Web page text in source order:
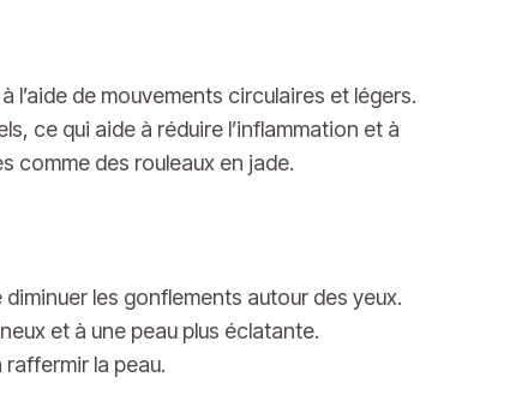
de mouvements circulaires et légers.
ce qui aide à réduire l’inflammation et à
comme des rouleaux en jade.
les gonflements autour des yeux.
et à une peau plus éclatante.
la peau.